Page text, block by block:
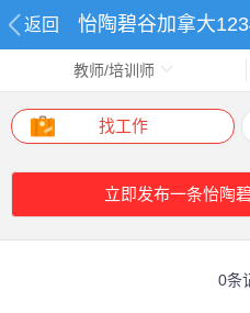
返回 怡陶碧谷加拿大
教师/培训师
找工作
立即发布一条怡陶
0条